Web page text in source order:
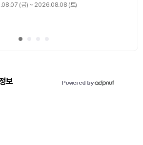
(금) ~ 2026.08.08 (토)
보